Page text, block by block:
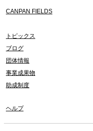
CANPAN FIELDS
トピックス
ブログ
団体情報
事業成果物
助成制度
ヘルプ